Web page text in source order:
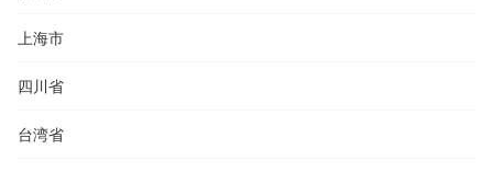
上海市
四川省
台湾省